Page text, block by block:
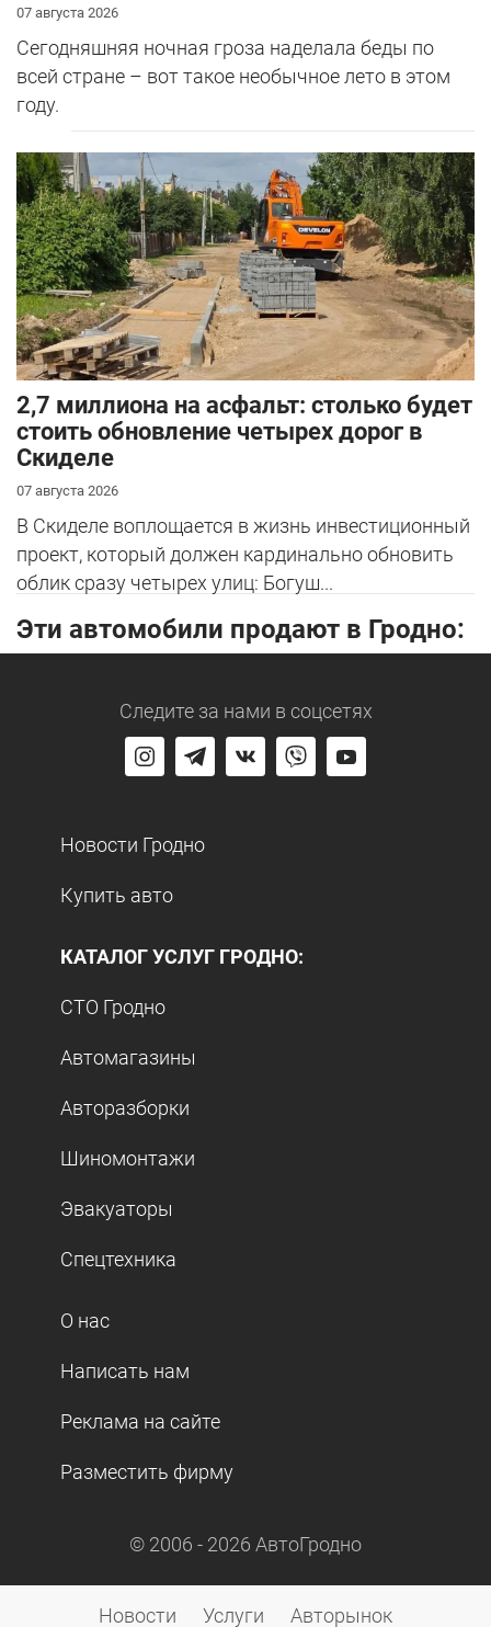
07 августа 2026
Сегодняшняя ночная гроза наделала беды по
всей стране – вот такое необычное лето в этом
году.
2,7 миллиона на асфальт: столько будет
стоить обновление четырех дорог в
Скиделе
07 августа 2026
В Скиделе воплощается в жизнь инвестиционный
проект, который должен кардинально обновить
облик сразу четырех улиц: Богуш...
Эти автомобили продают в Гродно:
Следите за нами в соцсетях
Новости Гродно
Купить авто
КАТАЛОГ УСЛУГ ГРОДНО:
СТО Гродно
Автомагазины
Авторазборки
Шиномонтажи
Эвакуаторы
Спецтехника
О нас
Написать нам
Реклама на сайте
Разместить фирму
© 2006 - 2026 АвтоГродно
Новости Услуги Авторынок